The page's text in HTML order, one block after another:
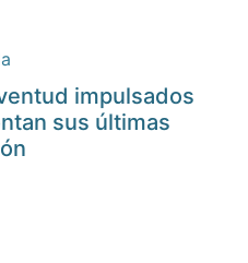
impulsados
sus últimas